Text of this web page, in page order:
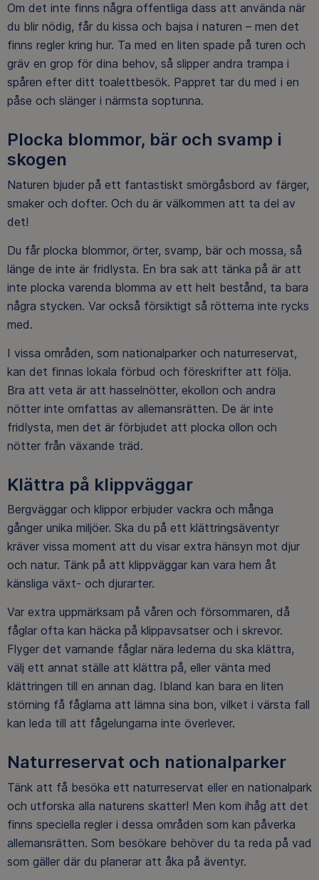
Om det inte finns några offentliga dass att använda när
du blir nödig, får du kissa och bajsa i naturen – men det
finns regler kring hur. Ta med en liten spade på turen och
gräv en grop för dina behov, så slipper andra trampa i
spåren efter ditt toalettbesök. Pappret tar du med i en
påse och slänger i närmsta soptunna.
Plocka blommor, bär och svamp i
skogen
Naturen bjuder på ett fantastiskt smörgåsbord av färger,
smaker och dofter. Och du är välkommen att ta del av
det!
Du får plocka blommor, örter, svamp, bär och mossa, så
länge de inte är fridlysta. En bra sak att tänka på är att
inte plocka varenda blomma av ett helt bestånd, ta bara
några stycken. Var också försiktigt så rötterna inte rycks
med.
I vissa områden, som nationalparker och naturreservat,
kan det finnas lokala förbud och föreskrifter att följa.
Bra att veta är att hasselnötter, ekollon och andra
nötter inte omfattas av allemansrätten. De är inte
fridlysta, men det är förbjudet att plocka ollon och
nötter från växande träd.
Klättra på klippväggar
Bergväggar och klippor erbjuder vackra och många
gånger unika miljöer. Ska du på ett klättringsäventyr
kräver vissa moment att du visar extra hänsyn mot djur
och natur. Tänk på att klippväggar kan vara hem åt
känsliga växt- och djurarter.
Var extra uppmärksam på våren och försommaren, då
fåglar ofta kan häcka på klippavsatser och i skrevor.
Flyger det varnande fåglar nära lederna du ska klättra,
välj ett annat ställe att klättra på, eller vänta med
klättringen till en annan dag. Ibland kan bara en liten
störning få fåglarna att lämna sina bon, vilket i värsta fall
kan leda till att fågelungarna inte överlever.
Naturreservat och nationalparker
Tänk att få besöka ett naturreservat eller en nationalpark
och utforska alla naturens skatter! Men kom ihåg att det
finns speciella regler i dessa områden som kan påverka
allemansrätten. Som besökare behöver du ta reda på vad
som gäller där du planerar att åka på äventyr.